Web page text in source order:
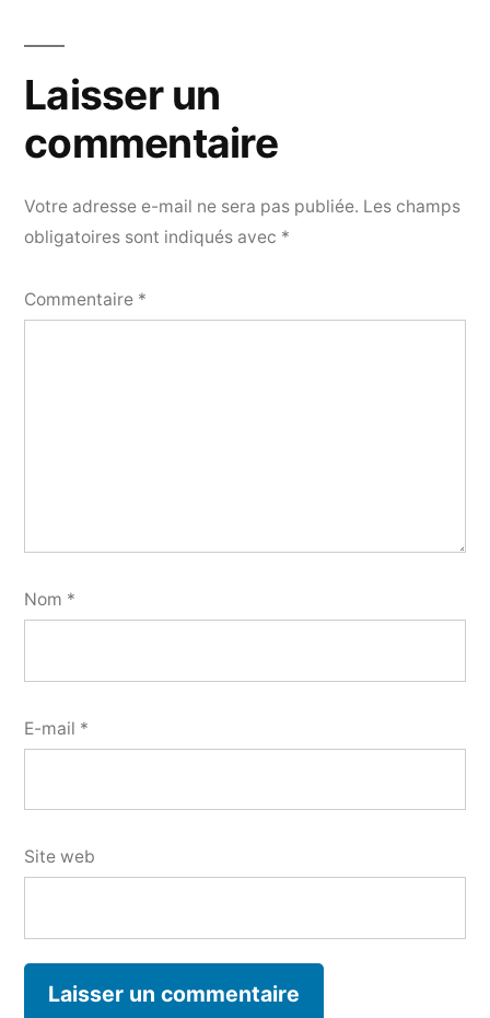
Laisser un
commentaire
Votre adresse e-mail ne sera pas publiée. Les champs
obligatoires sont indiqués avec *
Commentaire *
Nom *
E-mail *
Site web